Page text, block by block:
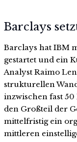
Barclays
Barclays hat IBM
gestartet und ein
Analyst Raimo
strukturellen
inzwischen fast 50
den Großteil der
mittelfristig ein
mittleren